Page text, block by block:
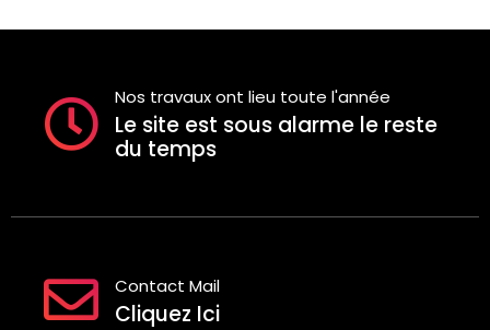
Nos travaux ont lieu toute l'année
Le site est sous alarme le reste
du temps
Contact Mail
Cliquez Ici